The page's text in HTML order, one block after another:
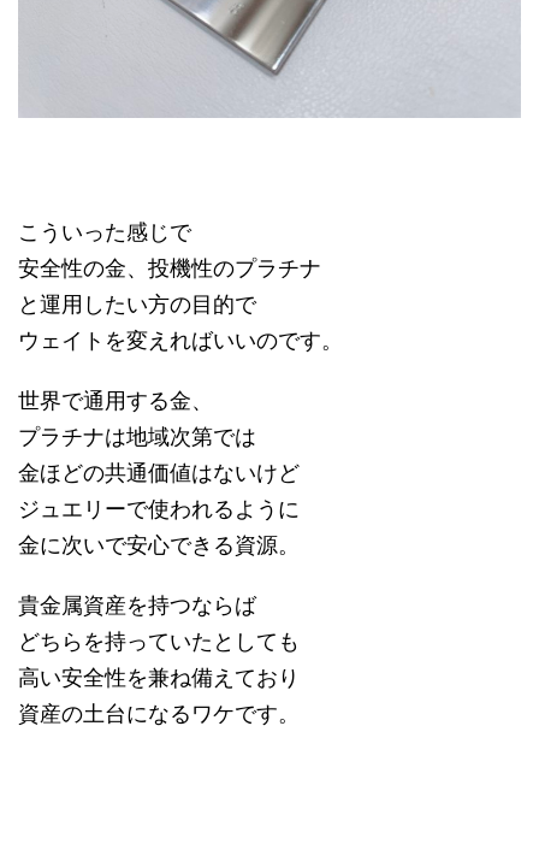
こういった感じで
安全性の金、投機性のプラチナ
と運用したい方の目的で
ウェイトを変えればいいのです。
世界で通用する金、
プラチナは地域次第では
金ほどの共通価値はないけど
ジュエリーで使われるように
金に次いで安心できる資源。
貴金属資産を持つならば
どちらを持っていたとしても
高い安全性を兼ね備えており
資産の土台になるワケです。